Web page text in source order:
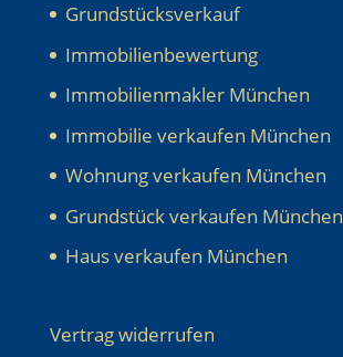
Grundstücksverkauf
Immobilienbewertung
Immobilienmakler München
Immobilie verkaufen München
Wohnung verkaufen München
Grundstück verkaufen München
Haus verkaufen München
Vertrag widerrufen